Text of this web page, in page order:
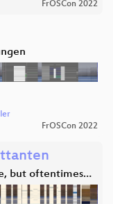
FrOSCon 2022
FrOSCon 2022
but oftentimes…